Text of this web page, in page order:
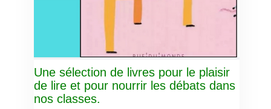
Une sélection de livres pour le plaisir
de lire et pour nourrir les débats dans
nos classes.